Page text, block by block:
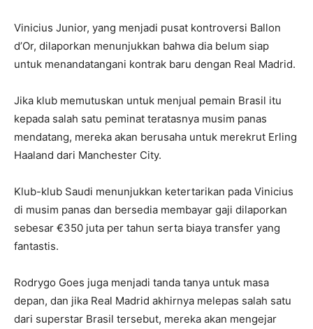
Vinicius Junior, yang menjadi pusat kontroversi Ballon
d’Or, dilaporkan menunjukkan bahwa dia belum siap
untuk menandatangani kontrak baru dengan Real Madrid.
Jika klub memutuskan untuk menjual pemain Brasil itu
kepada salah satu peminat teratasnya musim panas
mendatang, mereka akan berusaha untuk merekrut Erling
Haaland dari Manchester City.
Klub-klub Saudi menunjukkan ketertarikan pada Vinicius
di musim panas dan bersedia membayar gaji dilaporkan
sebesar €350 juta per tahun serta biaya transfer yang
fantastis.
Rodrygo Goes juga menjadi tanda tanya untuk masa
depan, dan jika Real Madrid akhirnya melepas salah satu
dari superstar Brasil tersebut, mereka akan mengejar